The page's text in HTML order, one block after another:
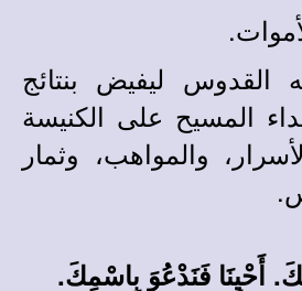
القدوس ليفيض بنتائج
المسيح على الكنيسة
والمواهب، وثمار
أَحْيِنَا فَنَدْعُوَ بِاسْمِكَ.